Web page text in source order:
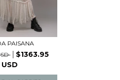
PAISANA
$1363.95
USD